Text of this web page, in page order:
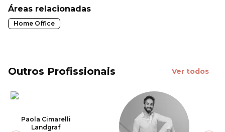
Áreas relacionadas
Home Office
Outros Profissionais Ver todos
Paola Cimarelli
Landgraf